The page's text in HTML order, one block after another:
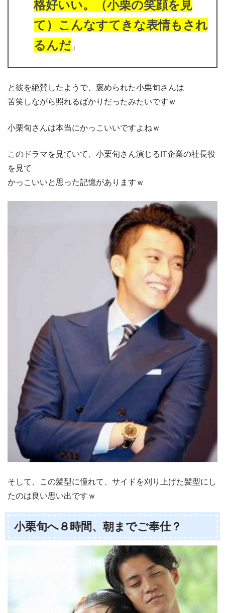
格好いい。（小栗の笑顔を見
て）こんなすてきな表情もされ
るんだ 」
と彼を絶賛したようで、褒められた小栗旬さんは
苦笑しながら照れるばかりだったみたいですｗ
小栗旬さんは本当にかっこいいですよねｗ
このドラマを見ていて、小栗旬さん演じるIT企業の社長役
を見て
かっこいいと思った記憶がありますｗ
そして、この髪型に憧れて、サイドを刈り上げた髪型にし
たのは良い思い出ですｗ
小栗旬へ８時間、朝までご奉仕？